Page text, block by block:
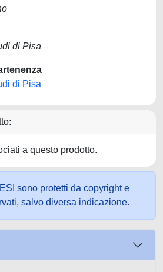
di Pisa
di Pisa
a questo prodotto.
sono protetti da copyright e
salvo diversa indicazione.